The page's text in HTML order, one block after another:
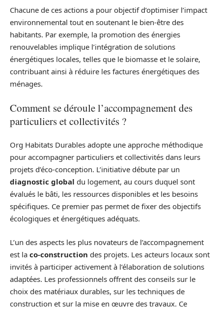
Chacune de ces actions a pour objectif d’optimiser l’impact
environnemental tout en soutenant le bien-être des
habitants. Par exemple, la promotion des énergies
renouvelables implique l’intégration de solutions
énergétiques locales, telles que le biomasse et le solaire,
contribuant ainsi à réduire les factures énergétiques des
ménages.
Comment se déroule l’accompagnement des
particuliers et collectivités ?
Org Habitats Durables adopte une approche méthodique
pour accompagner particuliers et collectivités dans leurs
projets d’éco-conception. L’initiative débute par un
diagnostic global du logement, au cours duquel sont
évalués le bâti, les ressources disponibles et les besoins
spécifiques. Ce premier pas permet de fixer des objectifs
écologiques et énergétiques adéquats.
L’un des aspects les plus novateurs de l’accompagnement
est la co-construction des projets. Les acteurs locaux sont
invités à participer activement à l’élaboration de solutions
adaptées. Les professionnels offrent des conseils sur le
choix des matériaux durables, sur les techniques de
construction et sur la mise en œuvre des travaux. Ce